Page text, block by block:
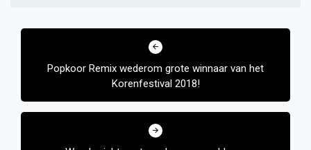
Bericht
Popkoor Remix wederom grote winnaar van het
Korenfestival 2018!